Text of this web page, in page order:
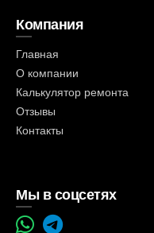
Компания
Главная
О компании
Калькулятор ремонта
Отзывы
Контакты
Мы в соцсетях